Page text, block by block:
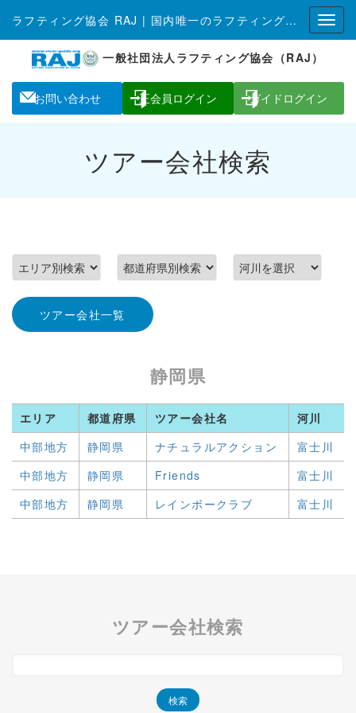
ラフティング協会 RAJ | 国内唯一のラフティング全国組織
一般社団法人ラフティング協会（RAJ）
お問い合わせ 正会員ログイン ガイドログイン
ツアー会社検索
ツアー会社一覧
静岡県
エリア 都道府県 ツアー会社名
河川
中部地方
静岡県 ナチュラルアクション
富士川
中部地方
静岡県 Friends
富士川
中部地方
静岡県 レインボークラブ 富士川
ツアー会社検索